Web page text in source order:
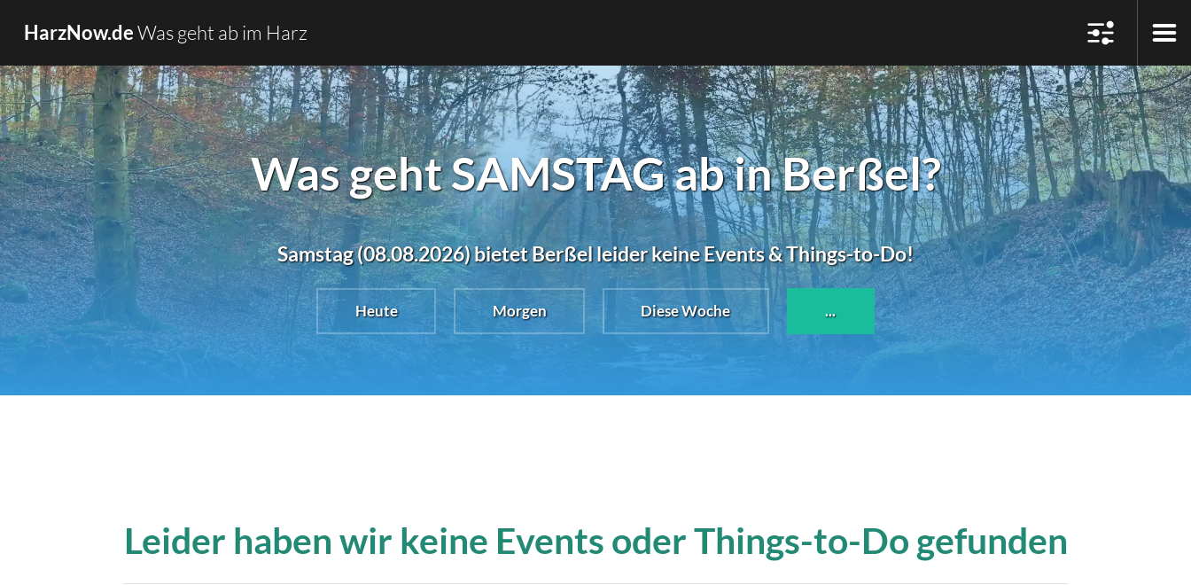
HarzNow.deWas geht ab im Harz
Was geht SAMSTAG ab in Berßel?
Samstag (08.08.2026) bietet Berßel leider keine Events & Things-to-Do!
Heute Morgen Diese Woche ...
Leider haben wir keine Events oder Things-to-Do gefunden